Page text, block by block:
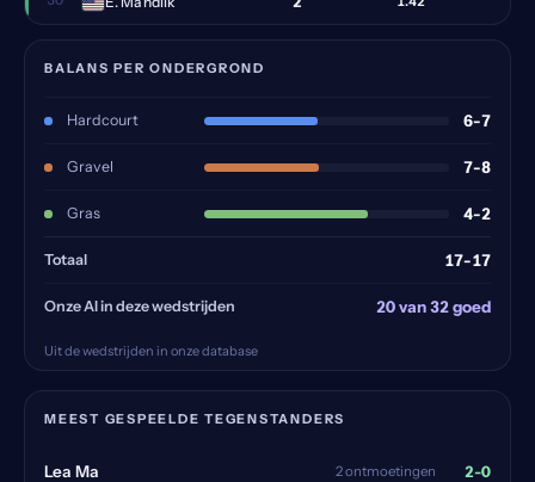
BALANS PER ONDERGROND
Hardcourt 6-7
Gravel 7-8
Gras 4-2
Totaal 17-17
Onze AI in deze wedstrijden 20 van 32 goed
Uit de wedstrijden in onze database
MEEST GESPEELDE TEGENSTANDERS
Lea Ma 2 ontmoetingen 2-0